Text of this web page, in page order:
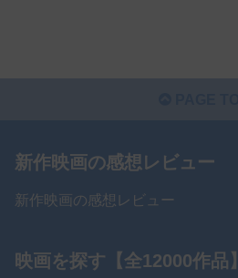
新作映画の感想レビュー
新作映画の感想レビュー
映画を探す【全12000作品】